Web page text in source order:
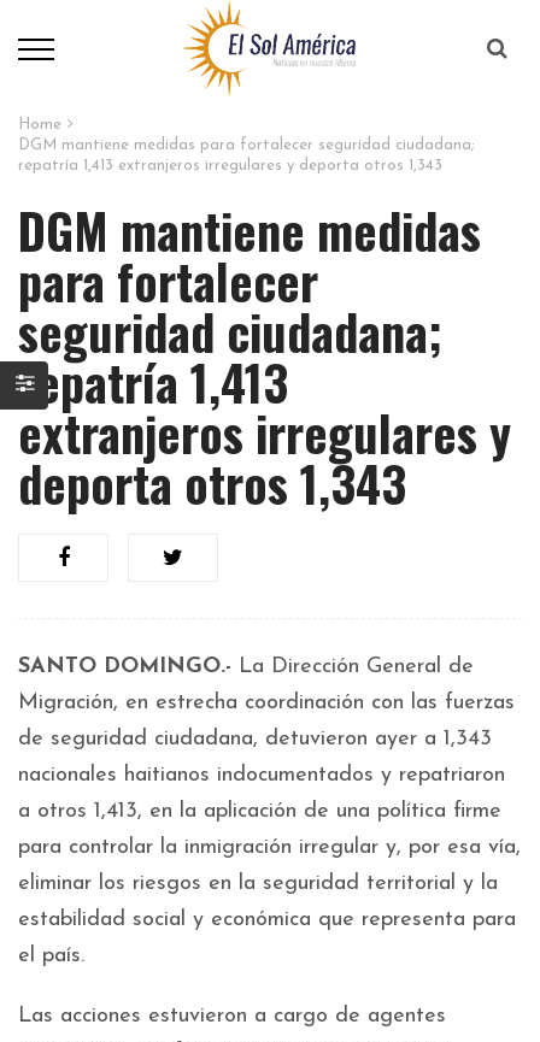
Home
DGM mantiene medidas para fortalecer seguridad ciudadana;
repatría 1,413 extranjeros irregulares y deporta otros 1,343
DGM mantiene medidas
para fortalecer
seguridad ciudadana;
repatría 1,413
extranjeros irregulares y
deporta otros 1,343
SANTO DOMINGO.- La Dirección General de
Migración, en estrecha coordinación con las fuerzas
de seguridad ciudadana, detuvieron ayer a 1,343
nacionales haitianos indocumentados y repatriaron
a otros 1,413, en la aplicación de una política firme
para controlar la inmigración irregular y, por esa vía,
eliminar los riesgos en la seguridad territorial y la
estabilidad social y económica que representa para
el país.
Las acciones estuvieron a cargo de agentes